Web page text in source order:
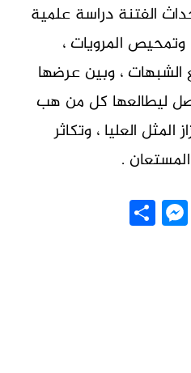
الفتنة دراسة علمية
المرويات ،
، وبين عرضها
ليطالعها كل من هب
العليا ، وتكاثر
.
Telegram
Messenger